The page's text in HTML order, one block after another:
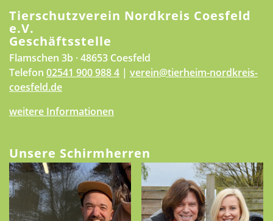
Tierschutzverein Nordkreis Coesfeld
e.V.
Geschäftsstelle
Flamschen 3b · 48653 Coesfeld
Telefon 02541 900 988 4 | verein@tierheim-nordkreis-
coesfeld.de
weitere Informationen
Unsere Schirmherren